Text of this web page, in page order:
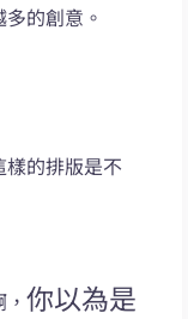
的創意。
的排版是不
，你以為是